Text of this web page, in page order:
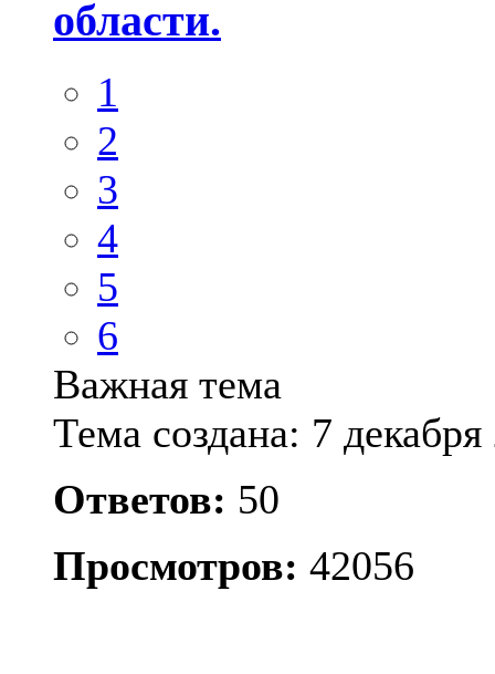
области.
1
2
3
4
5
6
Важная тема
Тема создана: 7
Ответов: 50
Просмотров: 42056